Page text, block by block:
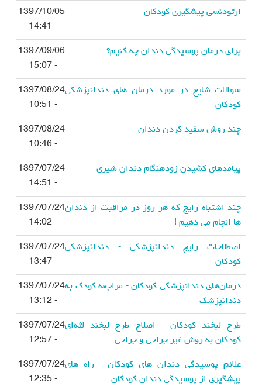
ارتودنسی پیشگیری کودکان
1397/10/05
- 14:41
برای درمان پوسیدگی دندان چه کنیم؟
1397/09/06
- 15:07
سوالات شایع در مورد درمان های دندانپزشکی
کودکان
1397/08/24
- 10:51
چند روش سفید کردن دندان
1397/08/24
- 10:46
پیامدهای کشیدن زودهنگام دندان شیری
1397/07/24
- 14:51
چند اشتباه رایج که هر روز در مراقبت از دندان
ها انجام می دهیم !
1397/07/24
- 14:02
اصطلاحات رایج دندانپزشکی - دندانپزشکی
کودکان
1397/07/24
- 13:47
درمان‌های دندانپزشکی کودکان - مراجعه کودک به
دندانپزشک
1397/07/24
- 13:12
طرح لبخند کودکان - اصلاح طرح لبخند لثه‌ای
کودکان به روش غیر جراحی و جراحی
1397/07/24
- 12:57
علائم پوسیدگی دندان های کودکان - راه های
پیشگیری از پوسیدگی دندان کودکان
1397/07/24
- 12:35